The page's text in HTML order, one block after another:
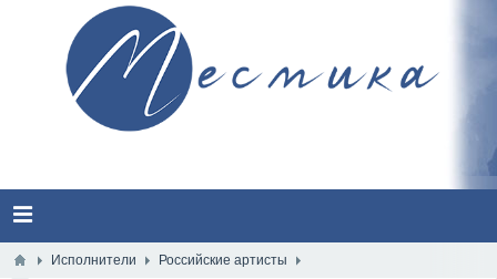
GHOST возвращаются на большие экраны с новым ко...
​Summer Breeze Open Air 2026 полностью переходи...
Всероссийский рок-фестиваль HAMMER FEST впервые...
Исполнители Российские артисты